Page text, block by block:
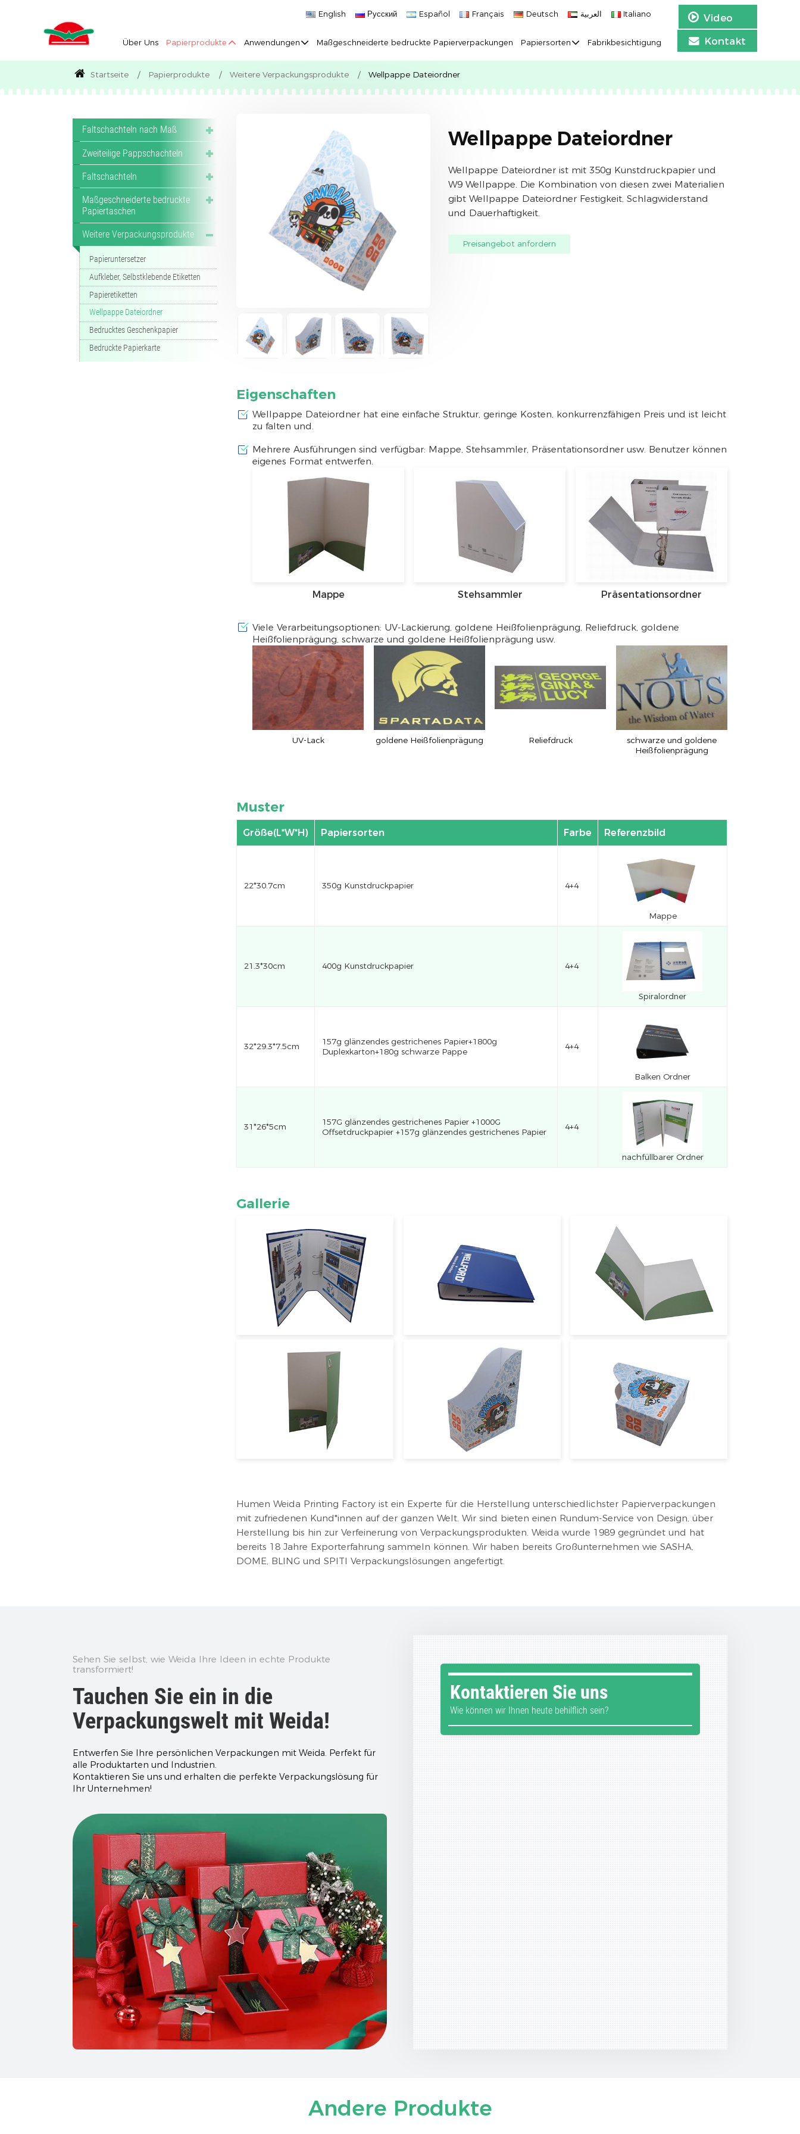
English Русский Español Français Deutsch العربية Italiano Video
Über Uns Papierprodukte Anwendungen Maßgeschneiderte bedruckte Papierverpackungen Papiersorten Fabrikbesichtigung Kontakt
Startseite Papierprodukte Weitere Verpackungsprodukte Wellpappe Dateiordner
Wellpappe Dateiordner
Wellpappe Dateiordner ist mit 350g Kunstdruckpapier und
W9 Wellpappe. Die Kombination von diesen zwei Materialien
gibt Wellpappe Dateiordner Festigkeit, Schlagwiderstand
und Dauerhaftigkeit.
Preisangebot anfordern
Eigenschaften
Wellpappe Dateiordner hat eine einfache Struktur, geringe Kosten, konkurrenzfähigen Preis und ist leicht
zu falten und.
Mehrere Ausführungen sind verfügbar: Mappe, Stehsammler, Präsentationsordner usw. Benutzer können
eigenes Format entwerfen.
Mappe Stehsammler Präsentationsordner
Viele Verarbeitungsoptionen: UV-Lackierung, goldene Heißfolienprägung, Reliefdruck, goldene
Heißfolienprägung, schwarze und goldene Heißfolienprägung usw.
UV-Lack goldene Heißfolienprägung Reliefdruck
schwarze und goldene
Heißfolienprägung
Muster
Größe(L*W*H) Papiersorten Farbe Referenzbild
22*30.7cm 350g Kunstdruckpapier 4+4
Mappe
21.3*30cm 400g Kunstdruckpapier 4+4
Spiralordner
32*29.3*7.5cm
157g glänzendes gestrichenes Papier+1800g
Duplexkarton+180g schwarze Pappe
4+4
Balken Ordner
31*26*5cm
157G glänzendes gestrichenes Papier +1000G
Offsetdruckpapier +157g glänzendes gestrichenes Papier
4+4
nachfüllbarer Ordner
Gallerie
Humen Weida Printing Factory ist ein Experte für die Herstellung unterschiedlichster Papierverpackungen
mit zufriedenen Kund*innen auf der ganzen Welt. Wir sind bieten einen Rundum-Service von Design, über
Herstellung bis hin zur Verfeinerung von Verpackungsprodukten. Weida wurde 1989 gegründet und hat
bereits 18 Jahre Exporterfahrung sammeln können. Wir haben bereits Großunternehmen wie SASHA,
DOME, BLING und SPITI Verpackungslösungen angefertigt.
Faltschachteln nach Maß
Zweiteilige Pappschachteln
Faltschachteln
Maßgeschneiderte bedruckte
Papiertaschen
Weitere Verpackungsprodukte
Papieruntersetzer
Aufkleber, Selbstklebende Etiketten
Papieretiketten
Wellpappe Dateiordner
Bedrucktes Geschenkpapier
Bedruckte Papierkarte
Sehen Sie selbst, wie Weida Ihre Ideen in echte Produkte
transformiert!
Tauchen Sie ein in die
Verpackungswelt mit Weida!
Entwerfen Sie Ihre persönlichen Verpackungen mit Weida. Perfekt für
alle Produktarten und Industrien.
Kontaktieren Sie uns und erhalten die perfekte Verpackungslösung für
Ihr Unternehmen!
Kontaktieren Sie uns
Wie können wir Ihnen heute behilflich sein?
Andere Produkte